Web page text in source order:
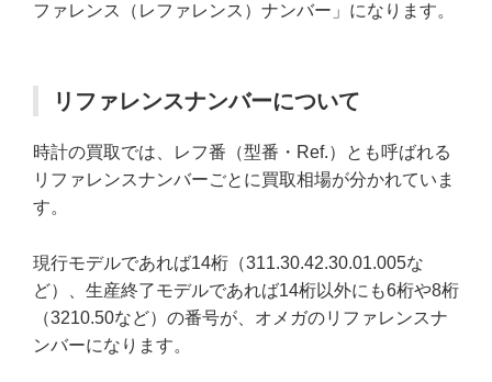
ファレンス（レファレンス）ナンバー」になります。
リファレンスナンバーについて
時計の買取では、レフ番（型番・Ref.）とも呼ばれる
リファレンスナンバーごとに買取相場が分かれていま
す。
現行モデルであれば14桁（311.30.42.30.01.005な
ど）、生産終了モデルであれば14桁以外にも6桁や8桁
（3210.50など）の番号が、オメガのリファレンスナ
ンバーになります。